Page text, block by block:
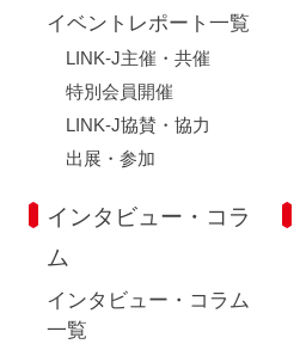
イベントレポート一覧
LINK-J主催・共催
特別会員開催
LINK-J協賛・協力
出展・参加
インタビュー・コラ
ム
インタビュー・コラム
一覧